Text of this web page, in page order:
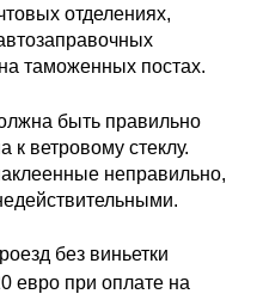
отделениях,
таможенных постах.
быть правильно
к ветровому стеклу.
неправильно,
без виньетки
евро при оплате на